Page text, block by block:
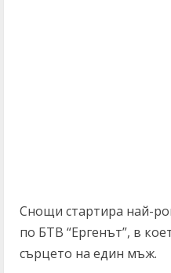
Снощи стартира най-
по БТВ “Ергенът”, в
сърцето на един мъж.